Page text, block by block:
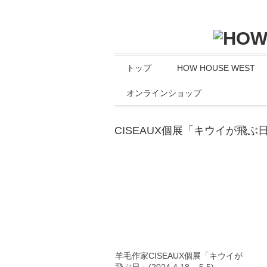
トップ HOW HOUSE WEST
オンラインショップ
CISEAUX個展「キウイが飛ぶ日
羊毛作家CISEAUX個展「キウイが